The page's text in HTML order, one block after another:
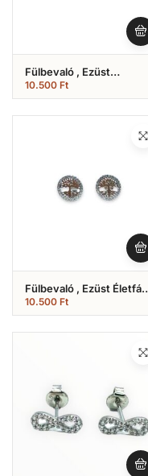
Fülbevaló , Ezüst
Pillangós (Nr.25)
10.500 Ft
Fülbevaló , Ezüst Életfás
(Nr.23)
10.500 Ft